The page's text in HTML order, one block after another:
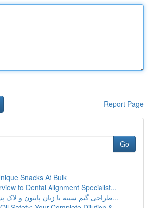
Report Page
Go
Snacks At Bulk
to Dental Alignment Specialist...
طراحی گیم سینه با زبان پایتون و لاک پشت: راهنم...